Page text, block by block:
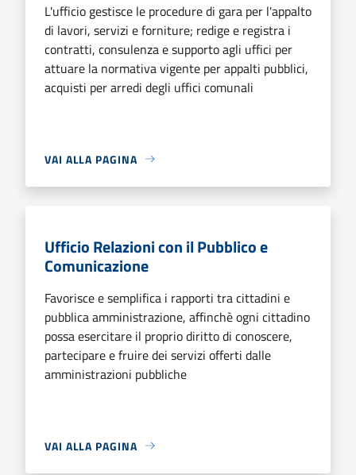
L'ufficio gestisce le procedure di gara per l'appalto
di lavori, servizi e forniture; redige e registra i
contratti, consulenza e supporto agli uffici per
attuare la normativa vigente per appalti pubblici,
acquisti per arredi degli uffici comunali
VAI ALLA PAGINA
Ufficio Relazioni con il Pubblico e
Comunicazione
Favorisce e semplifica i rapporti tra cittadini e
pubblica amministrazione, affinchè ogni cittadino
possa esercitare il proprio diritto di conoscere,
partecipare e fruire dei servizi offerti dalle
amministrazioni pubbliche
VAI ALLA PAGINA